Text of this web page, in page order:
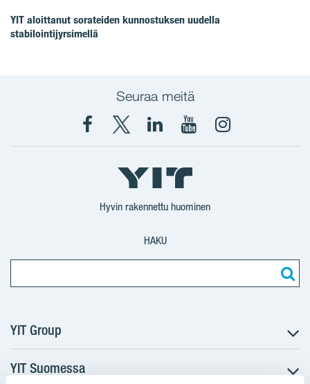
YIT aloittanut sorateiden kunnostuksen uudella
stabilointijyrsimellä
Seuraa meitä
Facebook
X
YIT
Suomi
YIT
Corporation
YIT
Corporation
Instagram
Hyvin rakennettu huominen
HAKU
YIT Group
Tietoa YIT:stä
YIT Suomessa